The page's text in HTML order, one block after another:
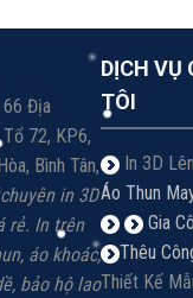
66 Địa
72, KP6,
Bình Tân,
in 3D
rẻ. In trên
áo khoác,
bảo hộ lao
DỊCH VỤ
TÔI
In 3D
Áo Thun
Gia
Thêu
Thiết Kế